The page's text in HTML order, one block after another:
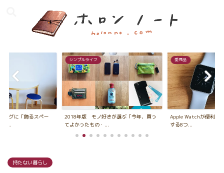
が選ぶ「今年、買っ
愛用品
Apple Watchが便利すぎた1年。私が愛用
する8つ...
インテリアTips
108円の粘着ゴムで大
かり対策や地震に...
持たない暮らし